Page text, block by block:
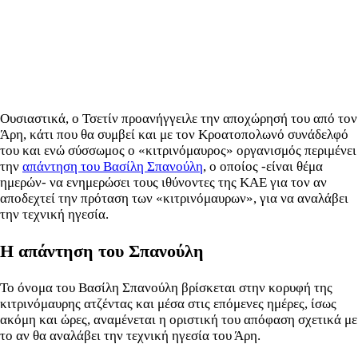
Ουσιαστικά, ο Τσετίν προανήγγειλε την αποχώρησή του από τον
Άρη, κάτι που θα συμβεί και με τον Κροατοπολωνό συνάδελφό
του και ενώ σύσσωμος ο «κιτρινόμαυρος» οργανισμός περιμένει
την απάντηση του Βασίλη Σπανούλη, ο οποίος -είναι θέμα
ημερών- να ενημερώσει τους ιθύνοντες της ΚΑΕ για τον αν
αποδεχτεί την πρόταση των «κιτρινόμαυρων», για να αναλάβει
την τεχνική ηγεσία.
Η απάντηση του Σπανούλη
Το όνομα του Βασίλη Σπανούλη βρίσκεται στην κορυφή της
κιτρινόμαυρης ατζέντας και μέσα στις επόμενες ημέρες, ίσως
ακόμη και ώρες, αναμένεται η οριστική του απόφαση σχετικά με
το αν θα αναλάβει την τεχνική ηγεσία του Άρη.